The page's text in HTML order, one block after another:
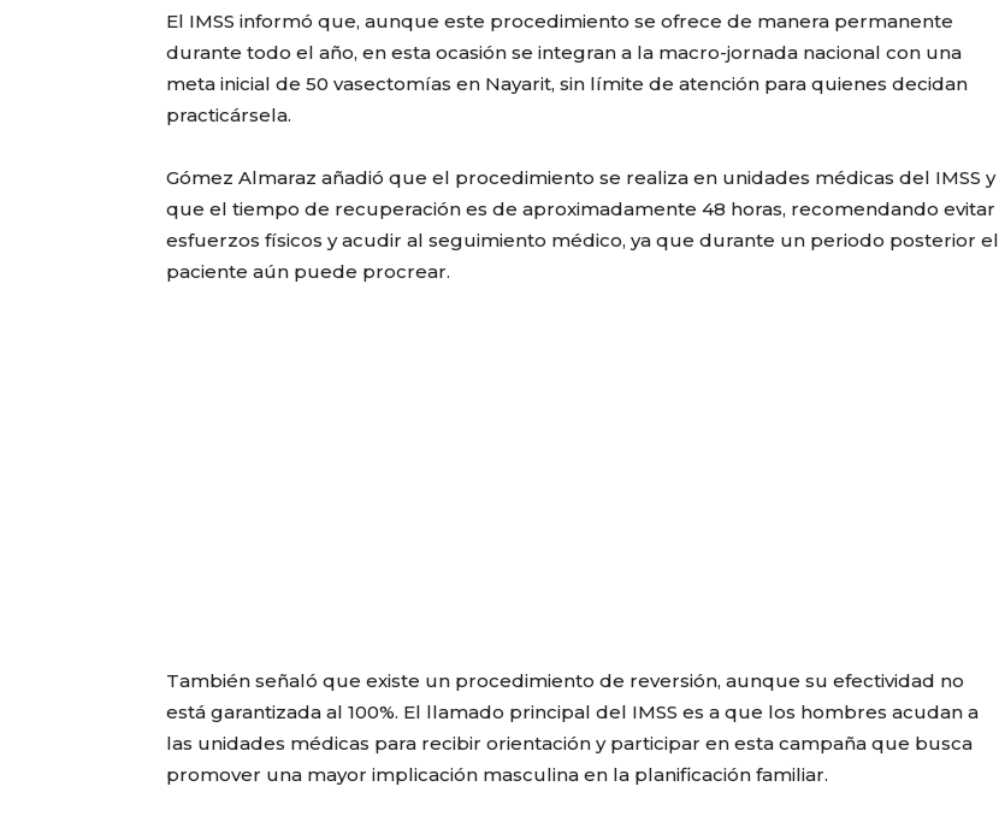
El IMSS informó que, aunque este procedimiento se ofrece de manera permanente
durante todo el año, en esta ocasión se integran a la macro-jornada nacional con una
meta inicial de 50 vasectomías en Nayarit, sin límite de atención para quienes decidan
practicársela.
Gómez Almaraz añadió que el procedimiento se realiza en unidades médicas del IMSS y
que el tiempo de recuperación es de aproximadamente 48 horas, recomendando evitar
esfuerzos físicos y acudir al seguimiento médico, ya que durante un periodo posterior el
paciente aún puede procrear.
También señaló que existe un procedimiento de reversión, aunque su efectividad no
está garantizada al 100%. El llamado principal del IMSS es a que los hombres acudan a
las unidades médicas para recibir orientación y participar en esta campaña que busca
promover una mayor implicación masculina en la planificación familiar.